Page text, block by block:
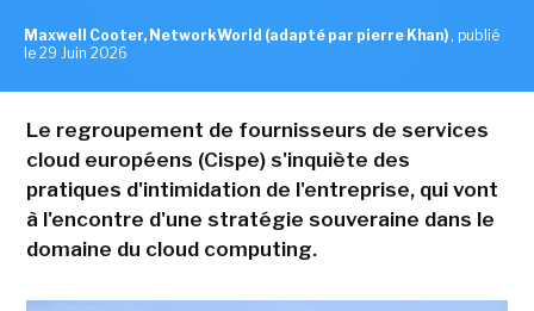
Maxwell Cooter, NetworkWorld (adapté par pierre Khan) , publié
le 29 Juin 2026
Le regroupement de fournisseurs de services
cloud européens (Cispe) s'inquiète des
pratiques d'intimidation de l'entreprise, qui vont
à l'encontre d'une stratégie souveraine dans le
domaine du cloud computing.